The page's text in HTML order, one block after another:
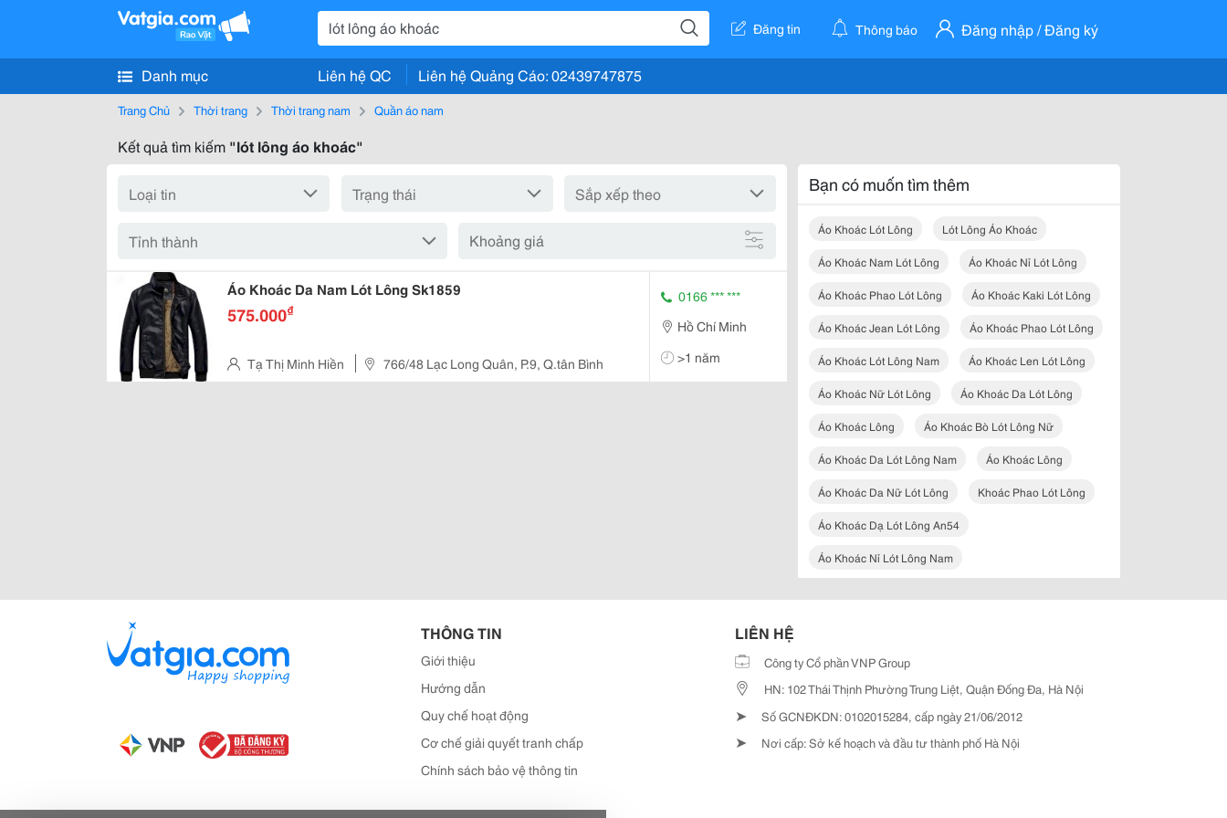
Đăng tin Thông báo Đăng nhập / Đăng ký
Danh mục Liên hệ QC Liên hệ Quảng Cáo: 02439747875
Trang Chủ Thời trang Thời trang nam Quần áo nam
Kết quả tìm kiếm "lót lông áo khoác"
Khoảng giá
Áo Khoác Da Nam Lót Lông Sk1859
575.000₫
Tạ Thị Minh Hiền 766/48 Lạc Long Quân, P.9, Q.tân Bình
0166 *** ***
Hồ Chí Minh
>1 năm
Bạn có muốn tìm thêm
Áo Khoác Lót Lông Lót Lông Áo Khoác
Áo Khoác Nam Lót Lông Áo Khoác Nỉ Lót Lông
Áo Khoác Phao Lót Lông Áo Khoác Kaki Lót Lông
Áo Khoác Jean Lót Lông Áo Khoác Phao Lót Lông
Áo Khoác Lót Lông Nam Áo Khoác Len Lót Lông
Áo Khoác Nữ Lót Lông Áo Khoác Da Lót Lông
Áo Khoác Lông Áo Khoác Bò Lót Lông Nữ
Áo Khoác Da Lót Lông Nam Áo Khoác Lông
Áo Khoác Da Nữ Lót Lông Khoác Phao Lót Lông
Áo Khoác Dạ Lót Lông An54
Áo Khoác Nỉ Lót Lông Nam
THÔNG TIN
Giới thiệu
Hướng dẫn
Quy chế hoạt động
Cơ chế giải quyết tranh chấp
Chính sách bảo vệ thông tin
LIÊN HỆ
Công ty Cổ phần VNP Group
HN: 102 Thái Thịnh Phường Trung Liệt, Quận Đống Đa, Hà Nội
➤ Số GCNĐKDN: 0102015284, cấp ngày 21/06/2012
➤ Nơi cấp: Sở kế hoạch và đầu tư thành phố Hà Nội